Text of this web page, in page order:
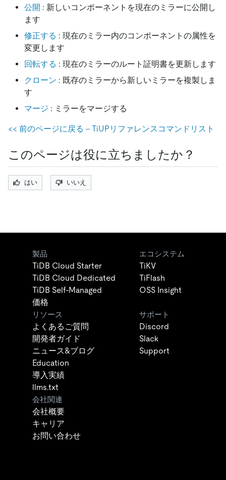
公開 : 新しいコンポーネントを現在のミラーに公開し
ます
修正する : 現在のミラー内のコンポーネントの属性を
変更します
回転する : 現在のミラーのルート証明書を更新します
クローン : 既存のミラーから新しいミラーを複製しま
す
マージ : ミラーをマージする
<< 前のページに戻る - TiUPリファレンスコマンドリスト
このページは役に立ちましたか？
はい いいえ
製品
TiDB Cloud Starter
TiDB Cloud Dedicated
TiDB Self-Managed
価格
エコシステム
TiKV
TiFlash
OSS Insight
リソース
よくあるご質問
開発者ガイド
ニュース&ブログ
Education
導入実績
llms.txt
サポート
Discord
Slack
Support
会社関連
会社概要
キャリア
お問い合わせ